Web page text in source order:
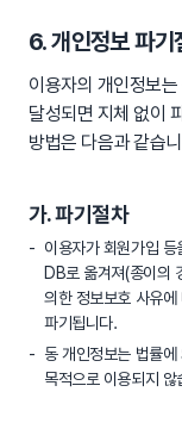
6. 개인정보 파기
이용자의 개인정보
달성되면 지체 없이
방법은 다음과 같습
가. 파기절차
이용자가 회원가입
DB로 옮겨져(종이의
의한 정보보호 사유
파기됩니다.
동 개인정보는 법률
목적으로 이용되지 않